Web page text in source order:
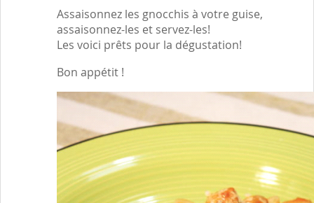
Assaisonnez les gnocchis à votre guise,
assaisonnez-les et servez-les!
Les voici prêts pour la dégustation!
Bon appétit !